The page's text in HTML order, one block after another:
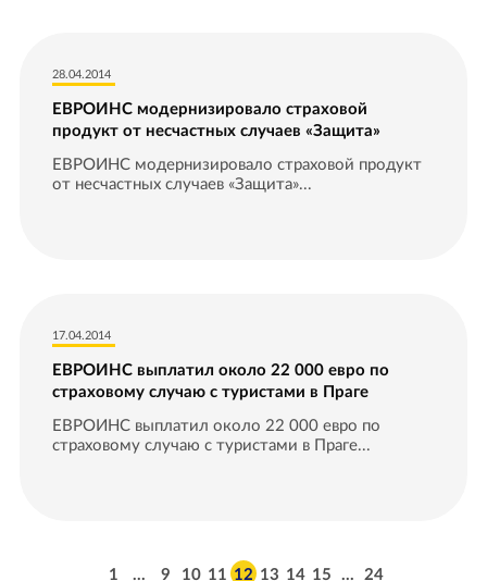
28.04.2014
ЕВРОИНС модернизировало страховой
продукт от несчастных случаев «Защита»
ЕВРОИНС модернизировало страховой продукт
от несчастных случаев «Защита»...
17.04.2014
ЕВРОИНС выплатил около 22 000 евро по
страховому случаю с туристами в Праге
ЕВРОИНС выплатил около 22 000 евро по
страховому случаю с туристами в Праге...
1 … 9 10 11 12 13 14 15 … 24